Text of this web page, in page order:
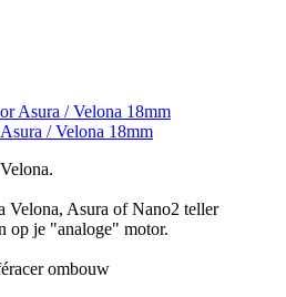
/ Velona 18mm
Velona, Asura of Nano2 teller
op je "analoge" motor.
ombouw